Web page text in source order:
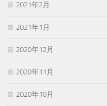
2021年2月
2021年1月
2020年12月
2020年11月
2020年10月